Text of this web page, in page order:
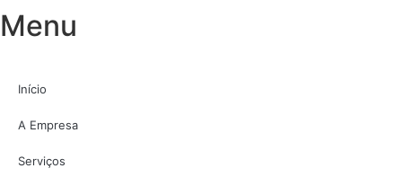
Menu
Início
A Empresa
Serviços